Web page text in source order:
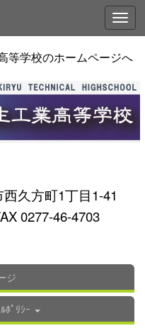
等学校のホームページへ
久方町1丁目1-41
0277-46-4703
ジ
ﾎﾟﾘｼｰ